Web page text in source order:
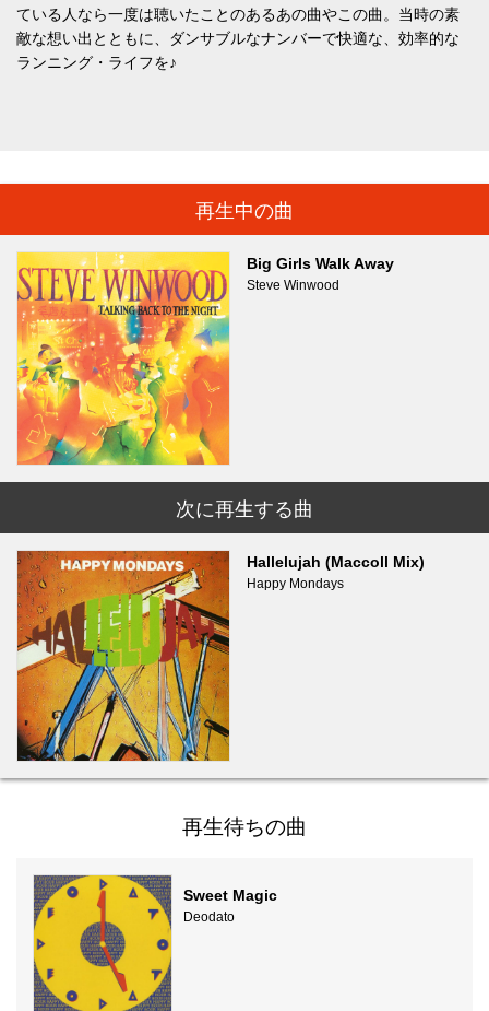
ている人なら一度は聴いたことのあるあの曲やこの曲。当時の素
敵な想い出とともに、ダンサブルなナンバーで快適な、効率的な
ランニング・ライフを♪
再生中の曲
Big Girls Walk Away
Steve Winwood
次に再生する曲
Hallelujah (Maccoll Mix)
Happy Mondays
再生待ちの曲
Sweet Magic
Deodato